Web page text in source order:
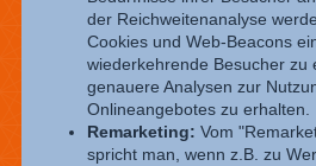
der Reichweitenanalyse
Cookies und Web-Beacons
wiederkehrende Besucher zu
genauere Analysen zur
Onlineangebotes zu erhalten.
Remarketing: Vom
spricht man, wenn z.B. zu